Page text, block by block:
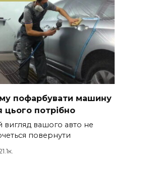
пофарбувати машину
цього потрібно
вигляд вашого авто не
повернути